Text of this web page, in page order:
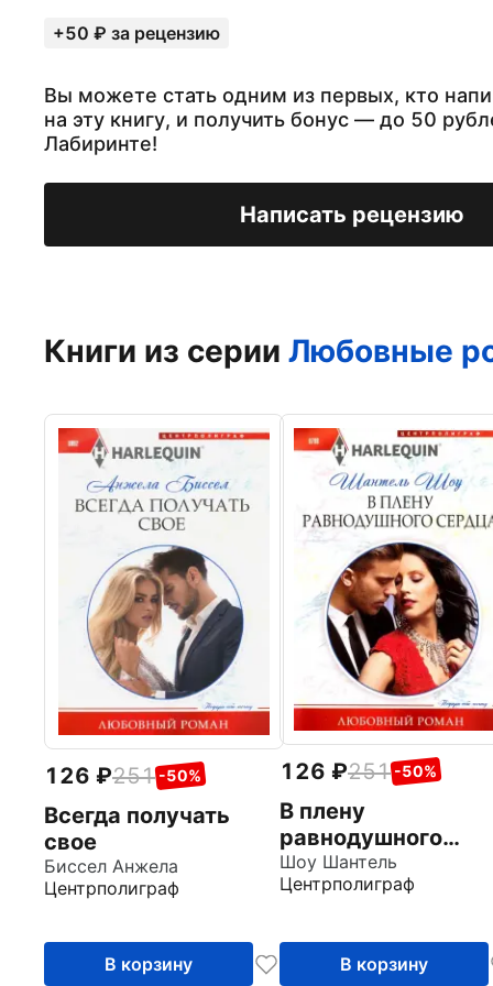
+50 ₽ за рецензию
Вы можете стать одним из первых, кто
на эту книгу, и получить бонус — до 50
Лабиринте!
Написать рецензию
Книги из серии Любовные
126 251 -50%
Всегда получать
свое
Биссел Анжела
Центрполиграф
В корзину
126 251 -50%
В плену
равнодушного
сердца
Шоу Шантель
Центрполиграф
В корзину